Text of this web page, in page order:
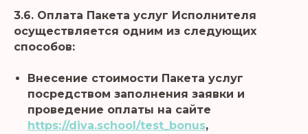
3.6. Оплата Пакета услуг Исполнителя
осуществляется одним из следующих
способов:
Внесение стоимости Пакета услуг
посредством заполнения заявки и
проведение оплаты на сайте
https://diva.school/test_bonus,